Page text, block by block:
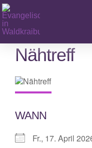
Zum
Inhalt
springen
Nähtreff
WANN
Fr., 17. April